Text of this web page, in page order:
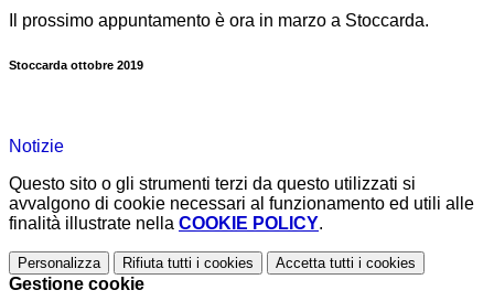
Il prossimo appuntamento è ora in marzo a Stoccarda.
Stoccarda ottobre 2019
Notizie
Questo sito o gli strumenti terzi da questo utilizzati si
avvalgono di cookie necessari al funzionamento ed utili alle
finalità illustrate nella COOKIE POLICY.
Personalizza Rifiuta tutti i cookies Accetta tutti i cookies
Gestione cookie